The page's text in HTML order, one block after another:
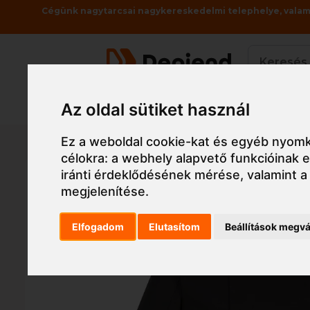
Az oldal sütiket használ
Ez a weboldal cookie-kat és egyéb
célokra:a webhely alapvető funkcióinak
iránti érdeklődésének mérése, valamint
megjelenítése.
Elfogadom Elutasítom Beállítások
Cégünk nagytarcsai nagykereskedelmi telephelye,
Termékek
Főoldal Munkaruha MunkaruhaSéf